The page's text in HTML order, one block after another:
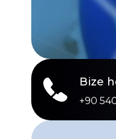
Bize
+90 540